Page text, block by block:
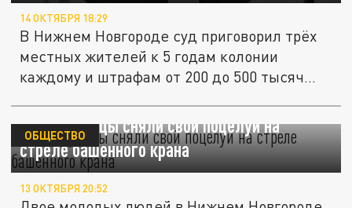
14 ОКТЯБРЯ 18:29
В Нижнем Новгороде суд приговорил трёх
местных жителей к 5 годам колонии
каждому и штрафам от 200 до 500 тысяч...
Нижегородцы сняли свой поцелуй на
стреле башенного крана
ОБЩЕСТВО
13 ОКТЯБРЯ 20:52